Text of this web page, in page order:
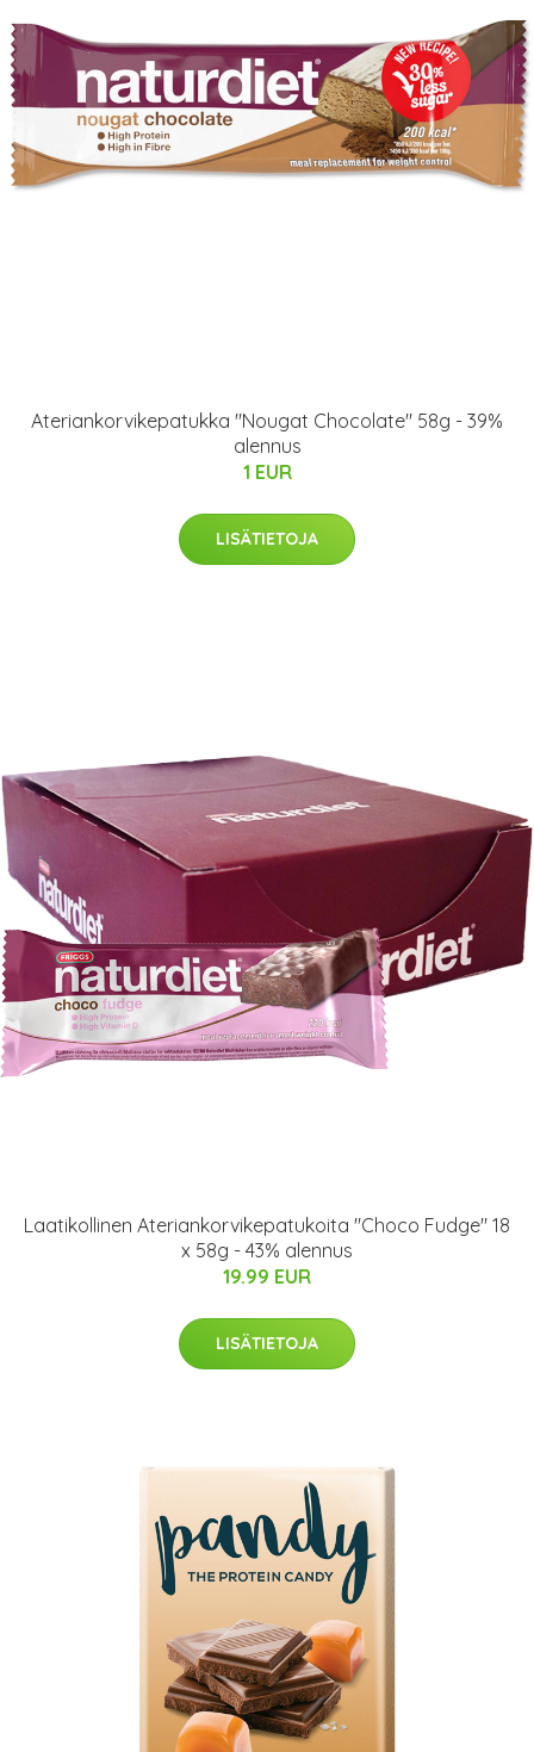
Ateriankorvikepatukka "Nougat Chocolate" 58g - 39%
alennus
1 EUR
LISÄTIETOJA
Laatikollinen Ateriankorvikepatukoita "Choco Fudge" 18
x 58g - 43% alennus
19.99 EUR
LISÄTIETOJA